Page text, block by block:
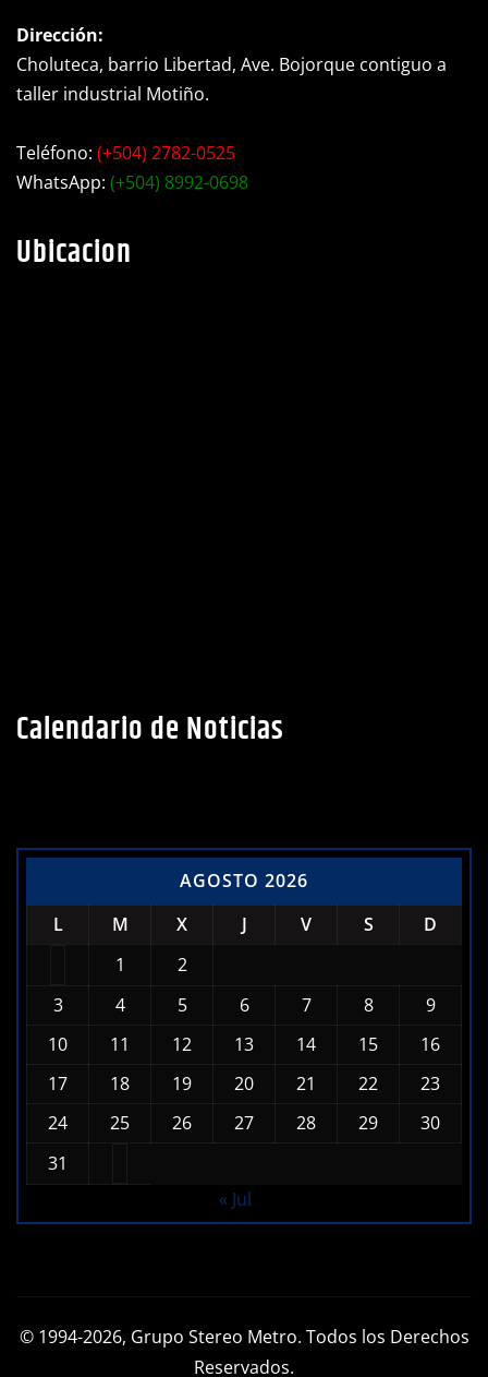
Choluteca, barrio Libertad, Ave. Bojorque contiguo a
taller industrial Motiño.
WhatsApp:(+504) 8992-0698
AGOSTO 2026
L
M X J V S
D
1
2
3
4 5 6 7 8
9
10
11 12 13 14 15
16
17
27